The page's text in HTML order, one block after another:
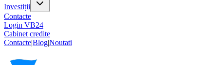
Investiții
Contacte
Login VB24
Cabinet credite
Contacte|Blog|Noutati